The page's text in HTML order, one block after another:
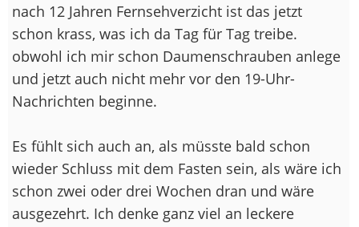
nach 12 Jahren Fernsehverzicht ist das jetzt
schon krass, was ich da Tag für Tag treibe.
obwohl ich mir schon Daumenschrauben anlege
und jetzt auch nicht mehr vor den 19-Uhr-
Nachrichten beginne.
Es fühlt sich auch an, als müsste bald schon
wieder Schluss mit dem Fasten sein, als wäre ich
schon zwei oder drei Wochen dran und wäre
ausgezehrt. Ich denke ganz viel an leckere